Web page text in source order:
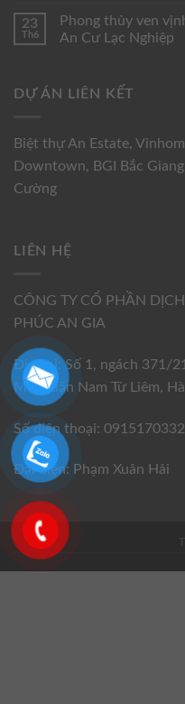
23
Th6
Phong thủy ven
An Cư Lạc Nghiệp
DỰ ÁN LIÊN KẾT
Biệt thự An Estate,
Downtown, BGI Bắc Giang
Cường
LIÊN HỆ
CÔNG TY CỔ PHẦN
PHÚC AN GIA
Địa chỉ: Số 1, ngách 371/
Mỗ, quận Nam Từ Liêm,
Số điện thoại: 0915170332
Đại diện: Phạm Xuân Hải